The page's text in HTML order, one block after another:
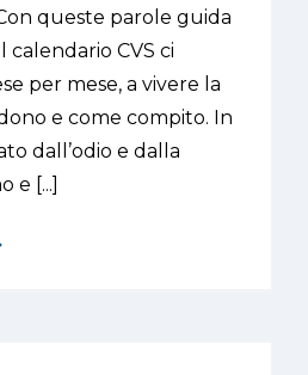
queste parole guida
calendario CVS ci
per mese, a vivere la
e come compito. In
dall’odio e dalla
e [...]